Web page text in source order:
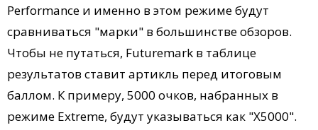
Performance и именно в этом режиме будут
сравниваться "марки" в большинстве обзоров.
Чтобы не путаться, Futuremark в таблице
результатов ставит артикль перед итоговым
баллом. К примеру, 5000 очков, набранных в
режиме Extreme, будут указываться как "X5000".